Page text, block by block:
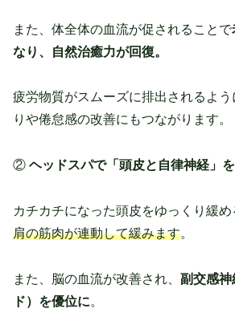
また、体全体の血流が促されることで
なり、自然治癒力が回復。
疲労物質がスムーズに排出されるよう
りや倦怠感の改善にもつながります。
② ヘッドスパで「頭皮と自律神経」
カチカチになった頭皮をゆっくり緩め
肩の筋肉が連動して緩みます。
また、脳の血流が改善され、 副交感神
ド）を優位に。